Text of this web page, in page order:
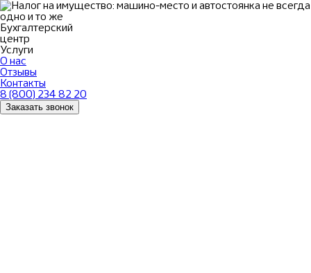
Бухгалтерский
центр
Услуги
О нас
Отзывы
Контакты
8 (800) 234 82 20
Заказать звонок